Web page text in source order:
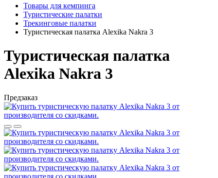
Товары для кемпинга
Туристические палатки
Трекинговые палатки
Туристическая палатка Alexika Nakra 3
Туристическая палатка
Alexika Nakra 3
Предзаказ